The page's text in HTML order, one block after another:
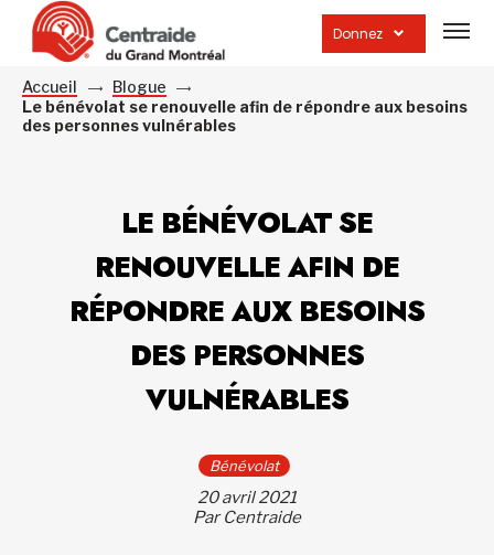
Donnez
la
Accueil
Blogue
Le bénévolat se renouvelle afin de répondre aux besoins
des personnes vulnérables
LE BÉNÉVOLAT SE
RENOUVELLE AFIN DE
RÉPONDRE AUX BESOINS
DES PERSONNES
VULNÉRABLES
Bénévolat
20 avril 2021
Par Centraide